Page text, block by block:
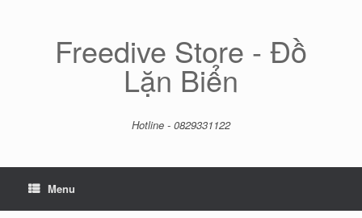
Freedive Store - Đồ
Lặn Biển
Hotline - 0829331122
Menu